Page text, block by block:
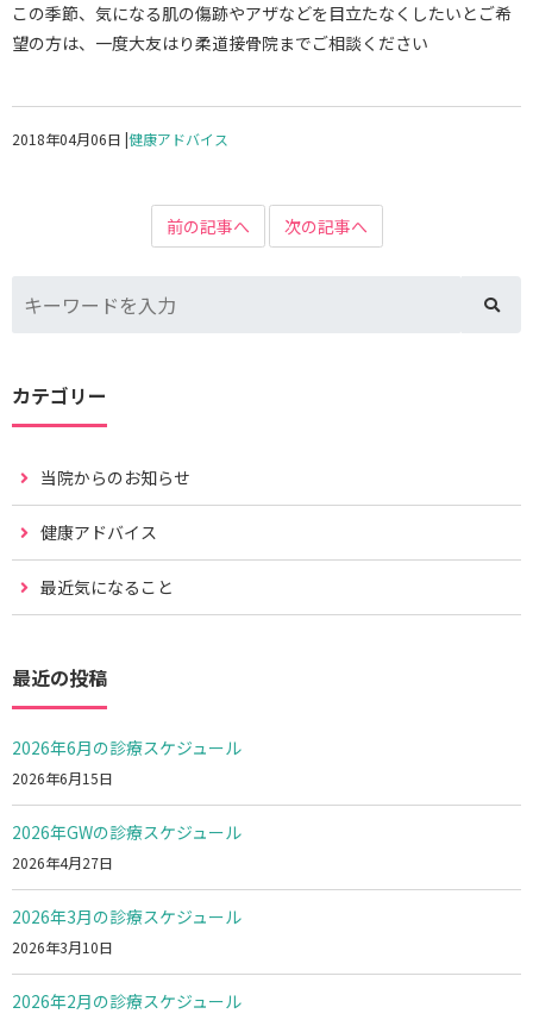
この季節、気になる肌の傷跡やアザなどを目立たなくしたいとご希
望の方は、一度大友はり柔道接骨院までご相談ください
2018年04月06日 |健康アドバイス
前の記事へ 次の記事へ
カテゴリー
当院からのお知らせ
健康アドバイス
最近気になること
最近の投稿
2026年6月の診療スケジュール
2026年6月15日
2026年GWの診療スケジュール
2026年4月27日
2026年3月の診療スケジュール
2026年3月10日
2026年2月の診療スケジュール